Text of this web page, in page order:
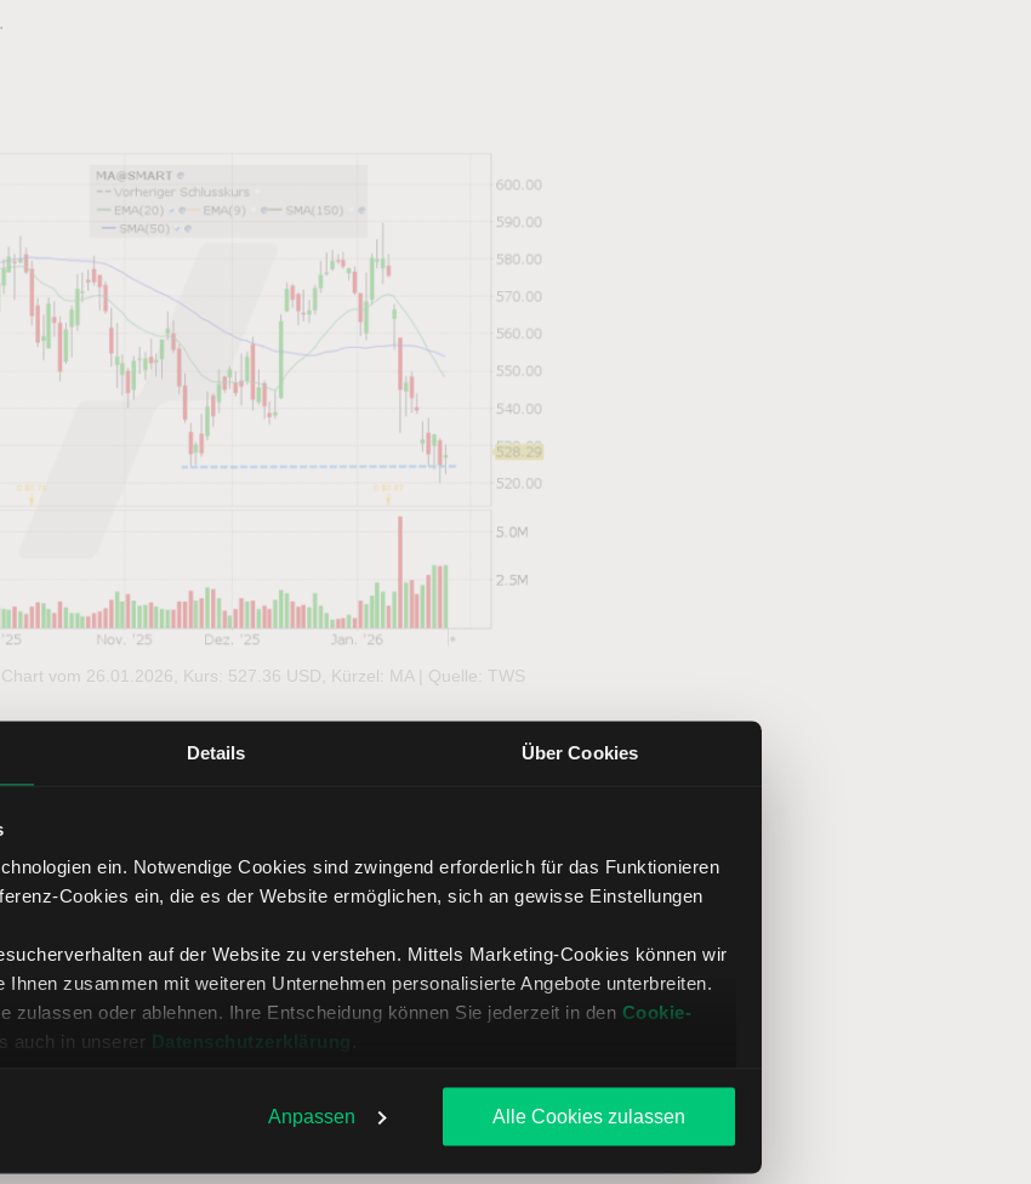
Details Über Cookies
ein. Notwendige Cookies sind zwingend erforderlich für das Funktionieren
Cookies ein, die es der Website ermöglichen, sich an gewisse Einstellungen
auf der Website zu verstehen. Mittels Marketing-Cookies können wir
zusammen mit weiteren Unternehmen personalisierte Angebote unterbreiten.
zulassen oder ablehnen. Ihre Entscheidung können Sie jederzeit in den Cookie-
auch in unserer Datenschutzerklärung
Anpassen Alle Cookies zulassen
vom 26.01.2026, Kurs: 527.36 USD, Kürzel: MA | Quelle: TWS
erstellt am 27.01.2026 um 7:50 Uhr. Sofern nicht
wir nicht, diesen Artikel zu aktualisieren. In Zukunft
selben Finanzinstrument veröffentlicht werden.
Autor kontaktieren